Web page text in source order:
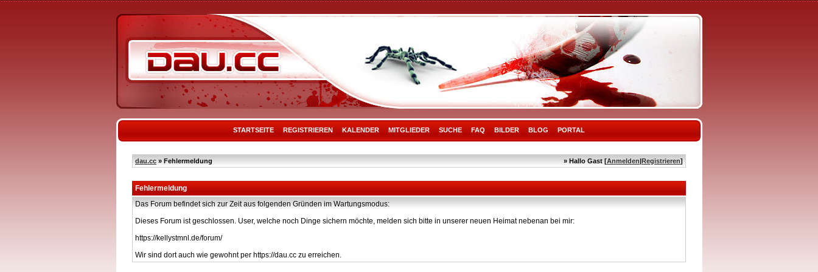
STARTSEITE REGISTRIEREN KALENDER MITGLIEDER SUCHE FAQ BILDER BLOG PORTAL
dau.cc » Fehlermeldung » Hallo Gast [Anmelden|Registrieren]
Fehlermeldung
Das Forum befindet sich zur Zeit aus folgenden Gründen im Wartungsmodus:
Dieses Forum ist geschlossen. User, welche noch Dinge sichern möchte, melden sich bitte in unserer neuen Heimat nebenan bei mir:
https://kellystmnl.de/forum/
Wir sind dort auch wie gewohnt per https://dau.cc zu erreichen.